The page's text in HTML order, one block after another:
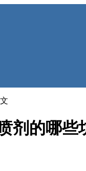
剂的哪些